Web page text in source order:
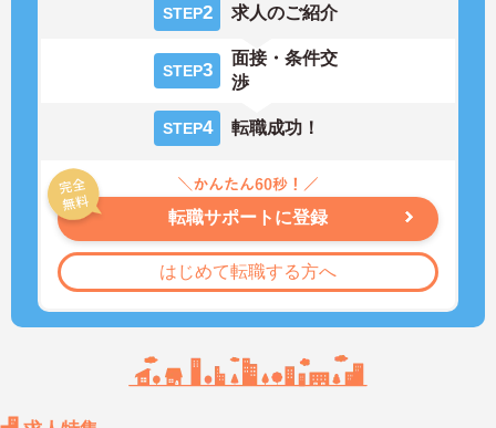
STEP2 求人のご紹介
STEP3
面接・条件交
渉
STEP4 転職成功！
転職サポートに登録
はじめて転職する方へ